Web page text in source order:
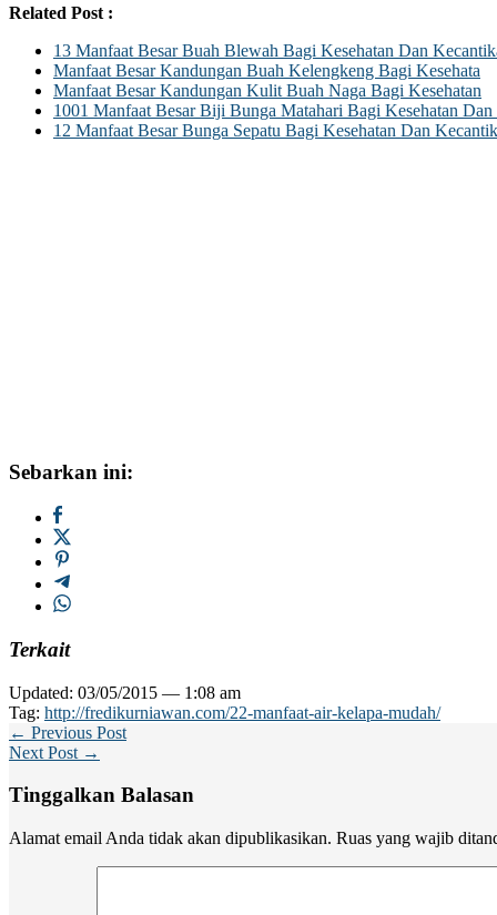
Related Post :
13 Manfaat Besar Buah Blewah Bagi Kesehatan Dan
Manfaat Besar Kandungan Buah Kelengkeng Bagi Kesehata
Manfaat Besar Kandungan Kulit Buah Naga Bagi Kesehatan
1001 Manfaat Besar Biji Bunga Matahari Bagi Kesehatan
12 Manfaat Besar Bunga Sepatu Bagi Kesehatan Dan
Sebarkan ini:
Terkait
Updated: 03/05/2015 — 1:08 am
Tag: http://fredikurniawan.com/22-manfaat-air-kelapa-mudah/
← Previous Post
Next Post →
Tinggalkan Balasan
Alamat email Anda tidak akan dipublikasikan. Ruas yang wajib